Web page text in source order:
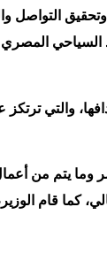
التواصل
السياحي
والتي ترتكز
يتم من
كما قام